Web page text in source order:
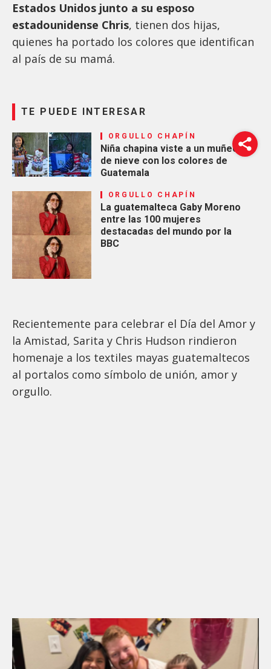
Estados Unidos junto a su esposo
estadounidense Chris, tienen dos hijas,
quienes ha portado los colores que identifican
al país de su mamá.
TE PUEDE INTERESAR
ORGULLO CHAPÍN
Niña chapina viste a un muñeco
de nieve con los colores de
Guatemala
ORGULLO CHAPÍN
La guatemalteca Gaby Moreno
entre las 100 mujeres
destacadas del mundo por la
BBC
Recientemente para celebrar el Día del Amor y
la Amistad, Sarita y Chris Hudson rindieron
homenaje a los textiles mayas guatemaltecos
al portalos como símbolo de unión, amor y
orgullo.